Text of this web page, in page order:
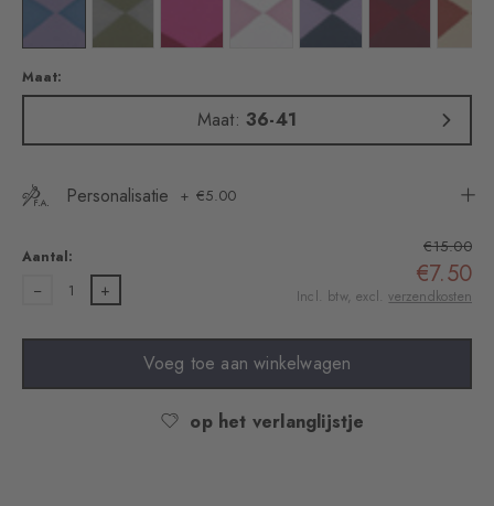
marineKleur: deep sea
Kleur: cranberryKleur: cranberryKleur: ultravioletKleur: claret
Maat:
Maat:36-41
Personalisatie €5.00
Aantal:
1
€15.00
€7.50
Incl. btw, excl.verzendkosten
Voeg toe aan winkelwagen
op het verlanglijstje